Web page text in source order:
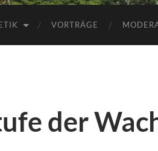
VORTRÄGE
der